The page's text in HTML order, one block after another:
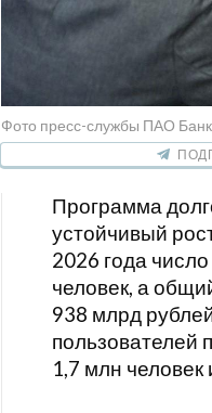
Фото пресс-службы ПАО
Программа
устойчивый
2026 года
человек, а
938 млрд
пользователей
1,7 млн